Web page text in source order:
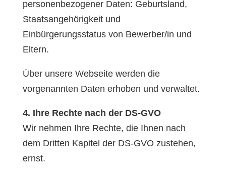
personenbezogener Daten: Geburtsland,
Staatsangehörigkeit und
Einbürgerungsstatus von Bewerber/in und
Eltern.
Über unsere Webseite werden die
vorgenannten Daten erhoben und verwaltet.
4. Ihre Rechte nach der DS-GVO
Wir nehmen Ihre Rechte, die Ihnen nach
dem Dritten Kapitel der DS-GVO zustehen,
ernst.